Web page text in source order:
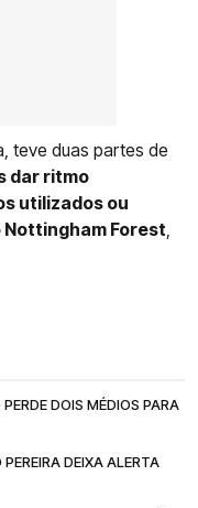
teve duas partes de
dar ritmo
utilizados ou
Forest,
DOIS MÉDIOS PARA
DEIXA ALERTA